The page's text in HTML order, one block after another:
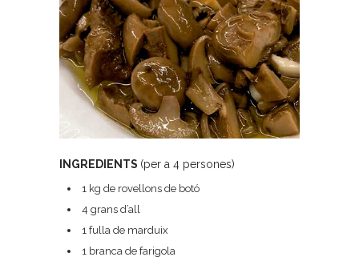
INGREDIENTS (per a 4 persones)
1 kg de rovellons de botó
4 grans d’all
1 fulla de marduix
1 branca de farigola